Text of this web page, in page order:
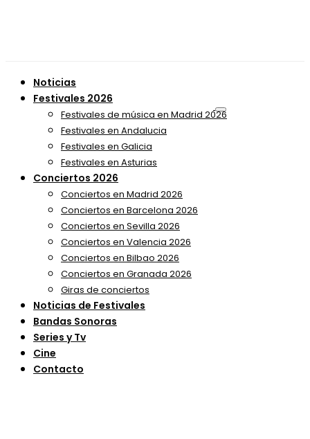
Noticias
Festivales 2026
Festivales de música en Madrid 2026
Festivales en Andalucia
Festivales en Galicia
Festivales en Asturias
Conciertos 2026
Conciertos en Madrid 2026
Conciertos en Barcelona 2026
Conciertos en Sevilla 2026
Conciertos en Valencia 2026
Conciertos en Bilbao 2026
Conciertos en Granada 2026
Giras de conciertos
Noticias de Festivales
Bandas Sonoras
Series y Tv
Cine
Contacto